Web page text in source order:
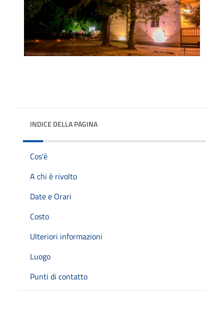
INDICE DELLA PAGINA
Cos'è
A chi è rivolto
Date e Orari
Costo
Ulteriori informazioni
Luogo
Punti di contatto